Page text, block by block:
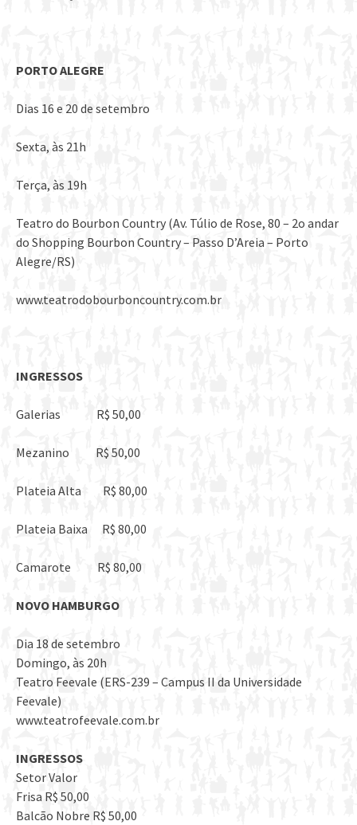
PORTO ALEGRE
Dias 16 e 20 de setembro
Sexta, às 21h
Terça, às 19h
Teatro do Bourbon Country (Av. Túlio de Rose, 80 – 2o andar
do Shopping Bourbon Country – Passo D’Areia – Porto
Alegre/RS)
www.teatrodobourboncountry.com.br
INGRESSOS
Galerias R$ 50,00
Mezanino R$ 50,00
Plateia Alta R$ 80,00
Plateia Baixa R$ 80,00
Camarote R$ 80,00
NOVO HAMBURGO
Dia 18 de setembro
Domingo, às 20h
Teatro Feevale (ERS-239 – Campus II da Universidade
Feevale)
www.teatrofeevale.com.br
INGRESSOS
Setor Valor
Frisa R$ 50,00
Balcão Nobre R$ 50,00